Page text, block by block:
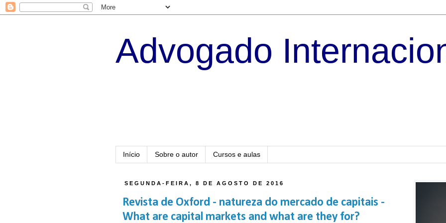
Advogado
Início Sobre o autor Cursos e aulas
SEGUNDA-FEIRA, 8 DE AGOSTO DE 2016
Revista de Oxford - natureza do mercado de capitais -
What are capital markets and what are they for?